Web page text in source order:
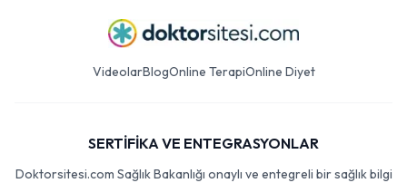
VideolarBlogOnline TerapiOnline Diyet
SERTİFİKA VE ENTEGRASYONLAR
Doktorsitesi.com Sağlık Bakanlığı onaylı ve entegreli bir sağlık bilgi